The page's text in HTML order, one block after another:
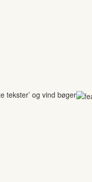
tekster’ og vind bøger